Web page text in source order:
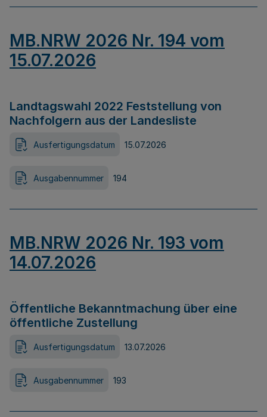
MB.NRW 2026 Nr. 194 vom
15.07.2026
Landtagswahl 2022 Feststellung von
Nachfolgern aus der Landesliste
Ausfertigungsdatum 15.07.2026
Ausgabennummer 194
MB.NRW 2026 Nr. 193 vom
14.07.2026
Öffentliche Bekanntmachung über eine
öffentliche Zustellung
Ausfertigungsdatum 13.07.2026
Ausgabennummer 193